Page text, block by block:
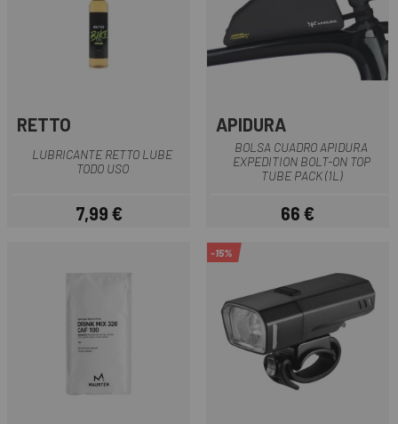
RETTO
LUBRICANTE RETTO LUBE
TODO USO
Precio
7,99 €
APIDURA
BOLSA CUADRO APIDURA
EXPEDITION BOLT-ON TOP
TUBE PACK (1L)
Precio
66 €
-15%